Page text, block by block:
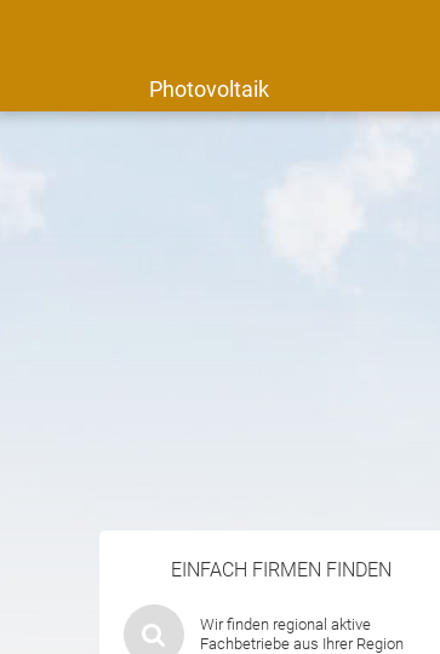
Photovoltaik
EINFACH FIRMEN FINDEN
Wir finden regional aktive
Fachbetriebe aus Ihrer Region